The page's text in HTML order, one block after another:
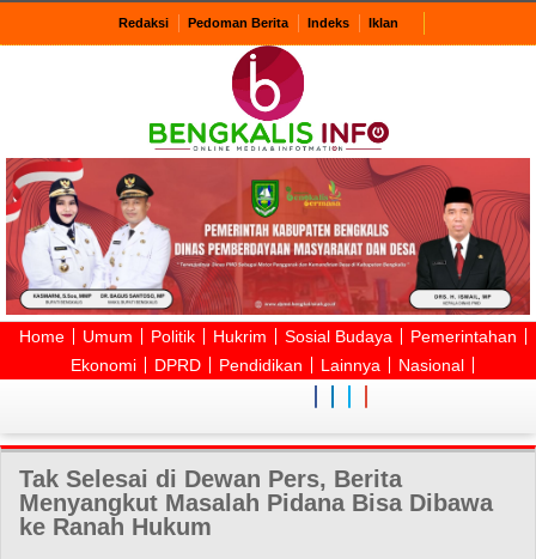
Redaksi Pedoman Berita Indeks Iklan
Home Umum Politik Hukrim Sosial Budaya
Pemerintahan
Ekonomi
DPRD Pendidikan Lainnya Nasional
Tak Selesai di Dewan Pers, Berita
Menyangkut Masalah Pidana Bisa Dibawa
ke Ranah Hukum